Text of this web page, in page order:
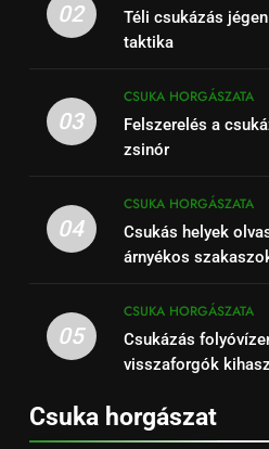
02
Téli csukázás
taktika
03
CSUKA HORGÁSZATA
Felszerelés a
zsinór
04
CSUKA HORGÁSZATA
Csukás helyek
árnyékos
05
CSUKA HORGÁSZATA
Csukázás
visszaforgók
Csuka horgászat